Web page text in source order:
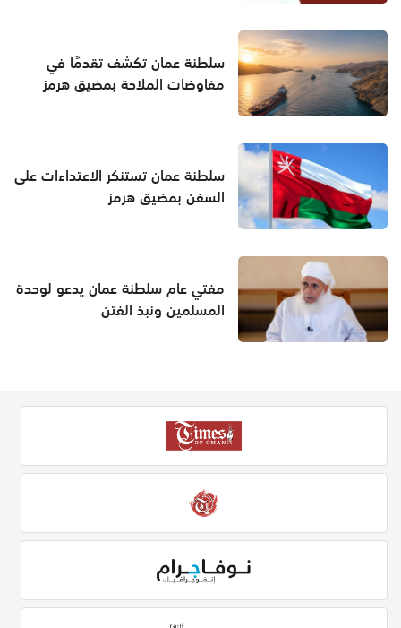
سلطنة عمان تكشف تقدمًا في
مفاوضات الملاحة بمضيق هرمز
سلطنة عمان تستنكر الاعتداءات على
السفن بمضيق هرمز
مفتي عام سلطنة عمان يدعو لوحدة
المسلمين ونبذ الفتن